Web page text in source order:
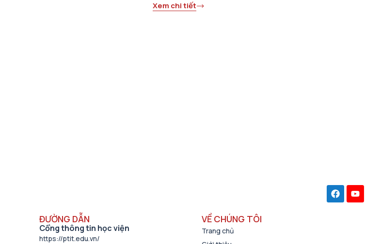
Xem chi tiết
ĐƯỜNG DẪN
Cổng thông tin học viện
https://ptit.edu.vn/
VỀ CHÚNG TÔI
Trang chủ